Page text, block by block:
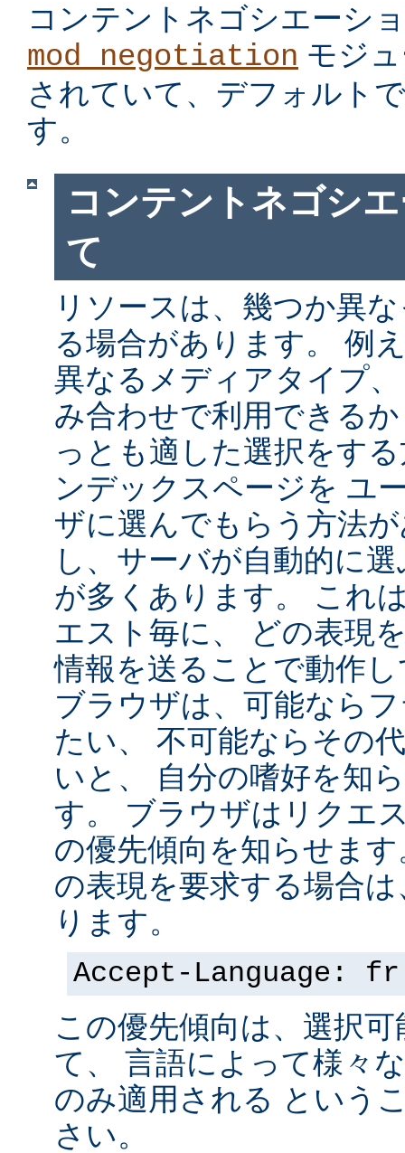
コンテントネゴシエーシ
mod_negotiation モジ
されていて、デフォルト
す。
コンテントネゴシ
て
リソースは、幾つか異
る場合があります。 例
異なるメディアタイプ
み合わせで利用できる
っとも適した選択をす
ンデックスページを ユ
ザに選んでもらう方法
し、サーバが自動的に
が多くあります。 これ
エスト毎に、 どの表現
情報を送ることで動作
ブラウザは、可能なら
たい、 不可能ならその
いと、 自分の嗜好を知
す。 ブラウザはリクエ
の優先傾向を知らせま
の表現を要求する場合
ります。
Accept-Language: fr
この優先傾向は、選択
て、 言語によって様々
のみ適用される という
さい。